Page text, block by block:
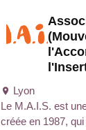
Lyon
Le M.A.I.S. est
créée en 1987,